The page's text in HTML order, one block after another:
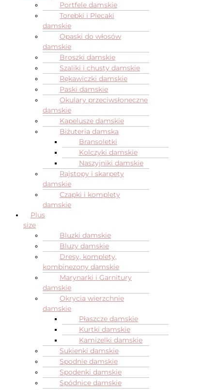
Portfele damskie
Torebki i Plecaki
damskie
Opaski do włosów
damskie
Broszki damskie
Szaliki i chusty damskie
Rękawiczki damskie
Paski damskie
Okulary przeciwsłoneczne
damskie
Kapelusze damskie
Biżuteria damska
Bransoletki
Kolczyki damskie
Naszyjniki damskie
Rajstopy i skarpety
damskie
Czapki i komplety
damskie
Plus
size
Bluzki damskie
Bluzy damskie
Dresy, komplety,
kombinezony damskie
Marynarki i Garnitury
damskie
Okrycia wierzchnie
damskie
Płaszcze damskie
Kurtki damskie
Kamizelki damskie
Sukienki damskie
Spodnie damskie
Spodenki damskie
Spódnice damskie